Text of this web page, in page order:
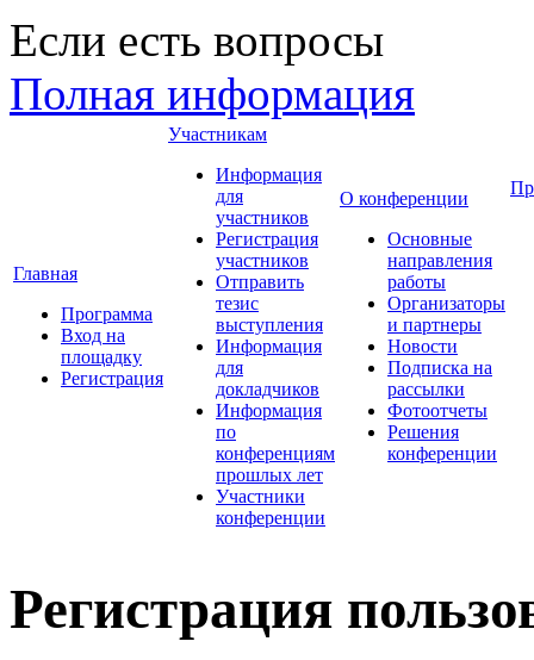
Если есть вопросы
Полная информация
Главная
Программа
Вход на
площадку
Регистрация
Участникам
Информация
для
участников
Регистрация
участников
Отправить
тезис
выступления
Информация
для
докладчиков
Информация
по
конференциям
прошлых лет
Участники
конференции
О конференции
Основные
направления
работы
Организаторы
и партнеры
Новости
Подписка на
рассылки
Фотоотчеты
Решения
конференции
Регистрация